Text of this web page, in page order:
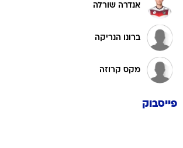
אנדרה שורלה
ברונו הנריקה
מקס קרוזה
פייסבוק